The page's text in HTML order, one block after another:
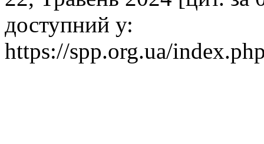
доступний у:
https://spp.org.ua/